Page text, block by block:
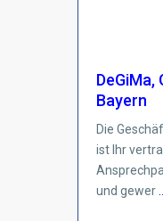
DeGiMa,
Bayern
Die
ist Ihr
und gewer